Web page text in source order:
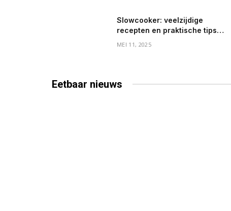
Slowcooker: veelzijdige
recepten en praktische tips
MEI 11, 2025
Eetbaar nieuws